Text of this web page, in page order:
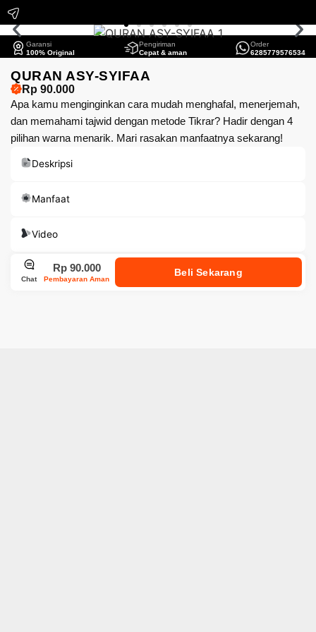
Garansi
100% Original
Pengiriman
Cepat & aman
Order
6285779576534
QURAN ASY-SYIFAA
Rp 90.000
Apa kamu menginginkan cara mudah menghafal, menerjemah,
dan memahami tajwid dengan metode Tikrar? Hadir dengan 4
pilihan warna menarik. Mari rasakan manfaatnya sekarang!
Deskripsi
Manfaat
Video
Chat
Rp 90.000
Pembayaran Aman
Beli Sekarang